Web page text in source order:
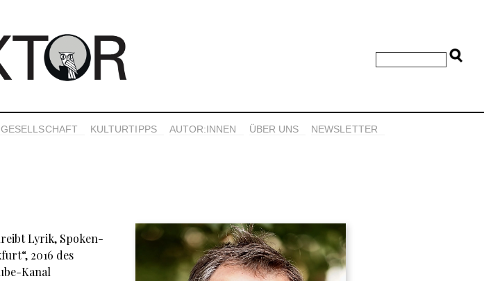
KULTURTIPPS AUTOR:INNEN ÜBER UNS NEWSLETTER
Lyrik, Spoken-
2016 des
Kanal